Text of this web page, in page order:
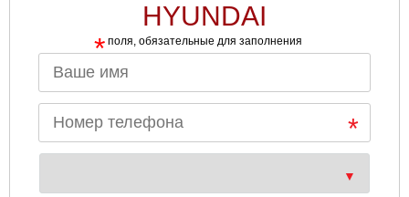
HYUNDAI
* поля, обязательные для заполнения